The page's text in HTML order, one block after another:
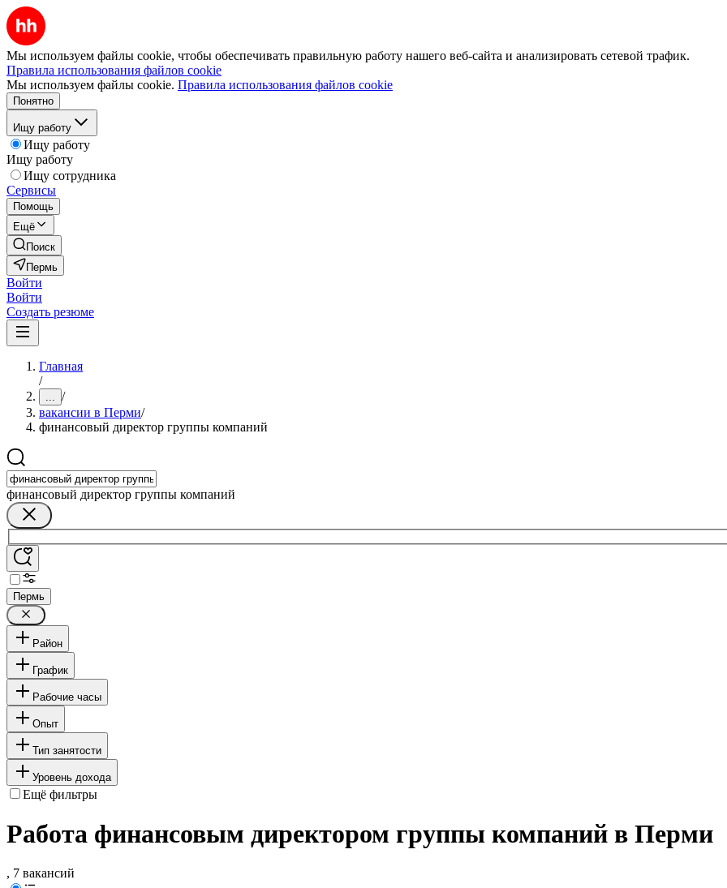
Мы используем файлы cookie, чтобы обеспечивать правильную работу нашего веб-сайта и анализировать сетевой трафик.
Правила использования файлов cookie
Мы используем файлы cookie. Правила использования файлов cookie
Понятно
Ищу работу
Ищу работу
Ищу работу
Ищу сотрудника
Сервисы
Помощь
Ещё
Поиск
Пермь
Войти
Войти
Создать резюме
Главная
/
... /
вакансии в Перми/
финансовый директор группы компаний
финансовый директор группы компаний
Пермь
Район
График
Рабочие часы
Опыт
Тип занятости
Уровень дохода
Ещё фильтры
Работа финансовым директором группы компаний в Перми
, 7 вакансий